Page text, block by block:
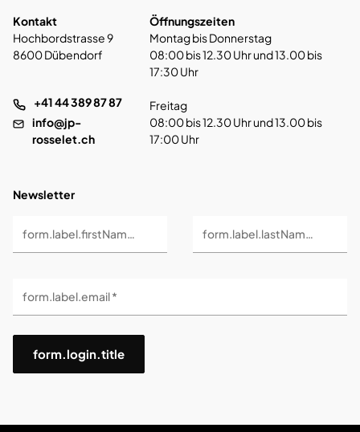
Kontakt
Hochbordstrasse 9
8600 Dübendorf
+41 44 389 87 87
info@jp-
rosselet.ch
Öffnungszeiten
Montag bis Donnerstag
08:00 bis 12.30 Uhr und 13.00 bis
17:30 Uhr
Freitag
08:00 bis 12.30 Uhr und 13.00 bis
17:00 Uhr
Newsletter
form.label.firstName * form.label.lastName *
form.label.email *
form.login.title